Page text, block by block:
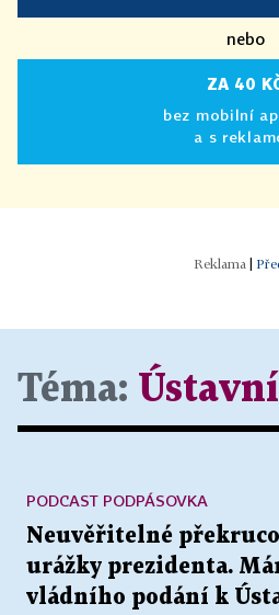
nebo
ZA 40
bez mobilní
a s
|
Téma:
Neuvěřitelné
urážky prezidenta.
vládního podání k
PODCAST PODPÁSOVKA